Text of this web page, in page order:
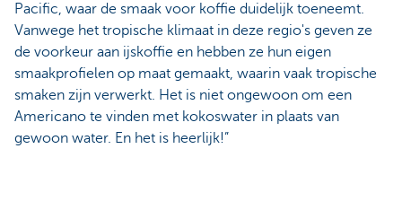
Pacific, waar de smaak voor koffie duidelijk toeneemt.
Vanwege het tropische klimaat in deze regio's geven ze
de voorkeur aan ijskoffie en hebben ze hun eigen
smaakprofielen op maat gemaakt, waarin vaak tropische
smaken zijn verwerkt. Het is niet ongewoon om een
Americano te vinden met kokoswater in plaats van
gewoon water. En het is heerlijk!”